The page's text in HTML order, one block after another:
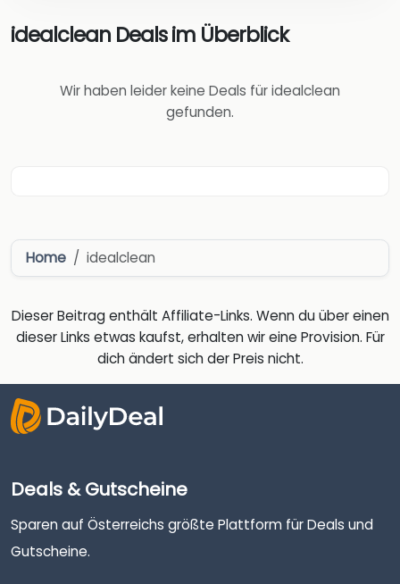
idealclean Deals im Überblick
Wir haben leider keine Deals für idealclean
gefunden.
Home idealclean
Dieser Beitrag enthält Affiliate-Links. Wenn du über einen
dieser Links etwas kaufst, erhalten wir eine Provision. Für
dich ändert sich der Preis nicht.
Deals & Gutscheine
Sparen auf Österreichs größte Plattform für Deals und
Gutscheine.